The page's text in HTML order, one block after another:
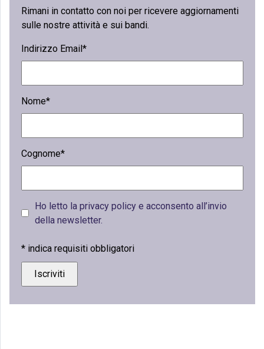
Rimani in contatto con noi per ricevere aggiornamenti
sulle nostre attività e sui bandi.
Indirizzo Email*
Nome*
Cognome*
Ho letto la privacy policy e acconsento all’invio
della newsletter.
* indica requisiti obbligatori